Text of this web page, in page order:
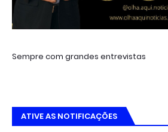
Sempre com grandes entrevistas
ATIVE AS NOTIFICAÇÕES